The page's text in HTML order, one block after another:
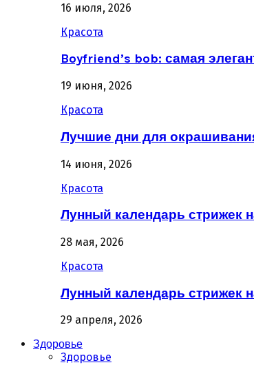
16 июля, 2026
Красота
Boyfriend’s bob: самая
19 июня, 2026
Красота
Лучшие дни для
14 июня, 2026
Красота
Лунный календарь стрижек
28 мая, 2026
Красота
Лунный календарь стрижек
29 апреля, 2026
Здоровье
Здоровье